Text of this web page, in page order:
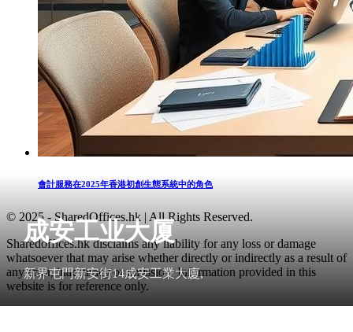
成安工业大厦
新界屯門新安街14成安工業大廈,
會計服務在2025年香港初創生態系統中的角色
© 2025 - SharedOffices.hk | All Rights Reserved.
Sharedoffices.hk disclaims any liability for any loss or damage
whatsoever that may arise whether directly or indirectly as a result of
any error, inaccuracy or omission. Information provided in this
website is for reference only.